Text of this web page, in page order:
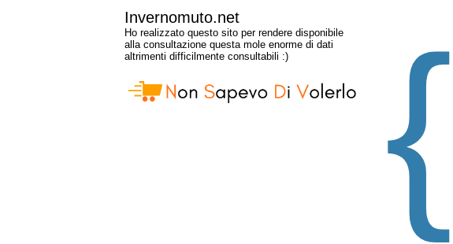
Invernomuto.net
Ho realizzato questo sito per rendere disponibile
alla consultazione questa mole enorme di dati
altrimenti difficilmente consultabili :)
{